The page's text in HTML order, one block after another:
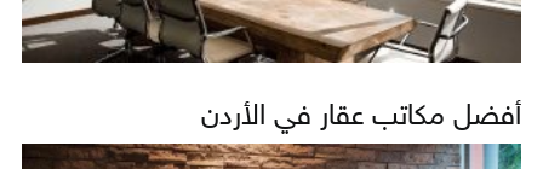
أفضل مكاتب عقار في الأردن